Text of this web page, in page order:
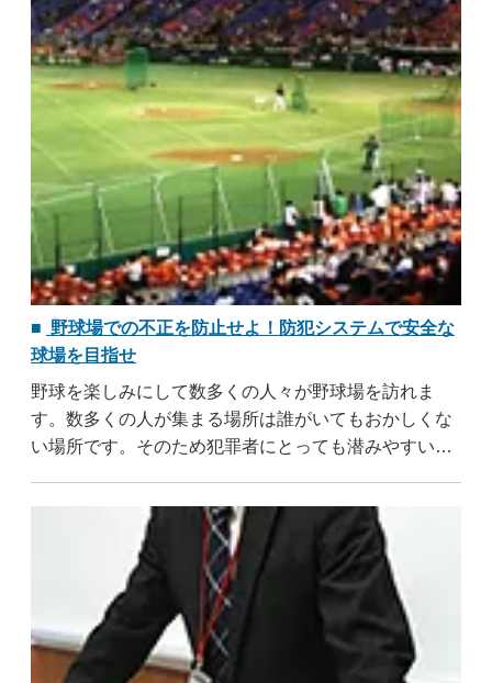
野球場での不正を防止せよ！防犯システムで安全な
球場を目指せ
野球を楽しみにして数多くの人々が野球場を訪れま
す。数多くの人が集まる場所は誰がいてもおかしくな
い場所です。そのため犯罪者にとっても潜みやすい場